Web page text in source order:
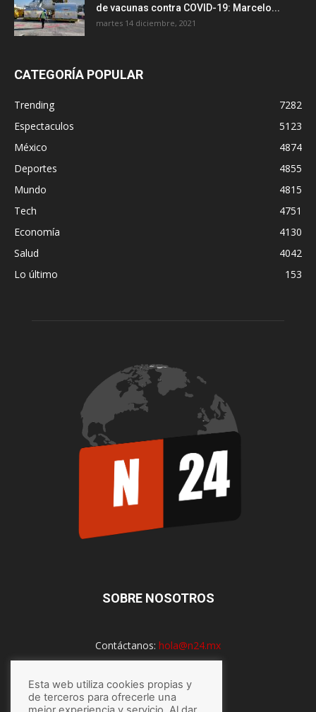
de vacunas contra COVID-19: Marcelo...
martes 14 diciembre, 2021
CATEGORÍA POPULAR
Trending
7282
Espectaculos
5123
México
4874
Deportes
4855
Mundo
4815
Tech
4751
Economía
4130
Salud
4042
Lo último
153
SOBRE NOSOTROS
Contáctanos: hola@n24.mx
SÍGUENOS
Esta web utiliza cookies propias y
de terceros para ofrecerle una